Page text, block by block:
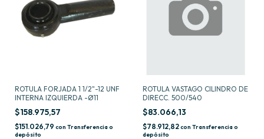
ROTULA FORJADA 1 1/2"-12 UNF
INTERNA IZQUIERDA -Ø11
$158.975,57
$151.026,79 con Transferencia o
depósito
ROTULA VASTAGO CILINDRO DE
DIRECC. 500/540
$83.066,13
$78.912,82con Transferencia o
depósito